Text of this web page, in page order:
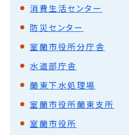
消費生活センター
防災センター
室蘭市役所分庁舎
水道部庁舎
蘭東下水処理場
室蘭市役所蘭東支所
室蘭市役所